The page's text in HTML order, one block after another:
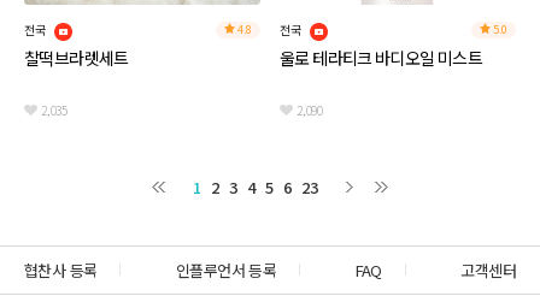
전국 4.8
찰떡브라렛세트
2,035
전국 5.0
울로 테라티크 바디오일 미스트
2,090
1 2 3 4 5 6 23
협찬사 등록 인플루언서 등록 FAQ 고객센터